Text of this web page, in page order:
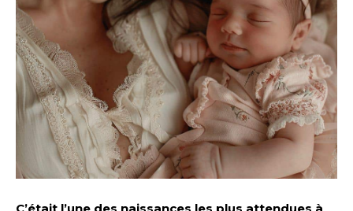
C’était l’une des naissances les plus attendues à